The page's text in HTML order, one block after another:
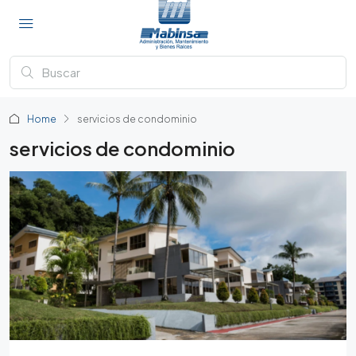
Home servicios de condominio
servicios de condominio